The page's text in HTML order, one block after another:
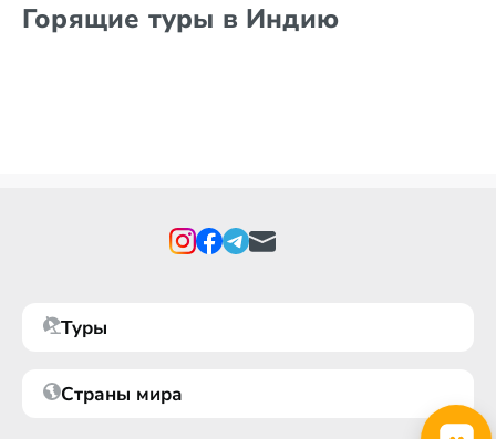
Горящие туры в Индию
Туры
Страны мира